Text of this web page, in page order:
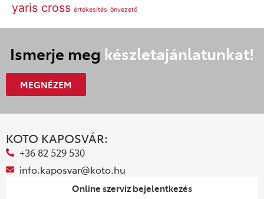
yaris cross értékesítés önvezető
Ismerje meg készletajánlatunkat!
MEGNÉZEM
KOTO KAPOSVÁR:
+36 82 529 530
info.kaposvar@koto.hu
Online szerviz bejelentkezés